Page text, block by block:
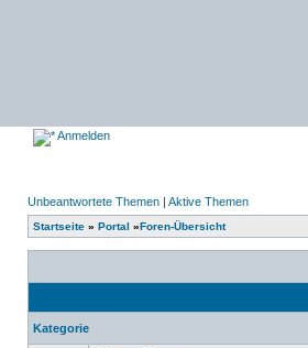
Anmelden
Unbeantwortete Themen | Aktive Themen
Startseite » Portal »Foren-Übersicht
Kategorie